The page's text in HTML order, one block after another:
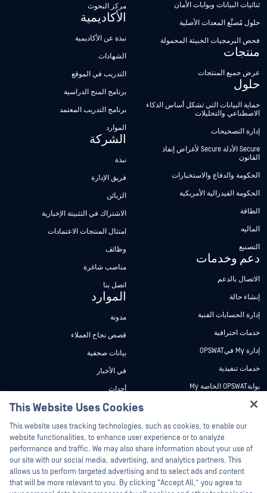
ثنائيات البيانات وبوابات الأمان
حلول مُصنِّع المعدات الأصلية
فحص البرمجيات الخبيثة المحمولة
منتجات
عرض جميع المنتجات
حلول
حماية البيانات التي تشكل أساس الذكاء
الاصطناعي والتحليلات
إدارة التصحيحات
Secure الأدلة Secure لأغراض إنفاذ
القانون
الحكومة والدفاع والاستخبارات
الحكومة الفيدرالية الأمريكية
الطاقة
الماليه
التصنيع
دعم وخدمات
الاتصال بالدعم
إنشاء حالة
إدارة الحسابات الفنية
خدمات احترافية
إدارة My فيOPSWAT
خدمات تنفيذية
بوابةOPSWAT الخاصة My
وثائق تقنية
دورات تدريبية
برنامج الثغرات الأمنية
الشركاء
شهادات
شركاء التكنولوجيا
مركز البحوث
الأكاديمية
نبذة عن الأكاديمية
الشهادات
التدريب في الموقع
برنامج المنح الدراسية
برنامج التدريب المعتمد
الموارد
الشركة
نبذة
فريق الإدارة
الزبائن
الاشتراك في التثبيتة الإخبارية
امتثال المنتجات الاعتمادات
وظائف
مناصب شاغرة
اتصل بنا
الموارد
مدونة
قصص نجاح العملاء
بيانات صحفية
في الأخبار
أحداث
ندوات عبر الإنترنت
أوراق البيانات
مستندات تقنية
أدوات مجانية
This Website Uses Cookies
This website uses tracking technologies, such as cookies, to enable our
website functionalities, to enhance user experience or to analyze
performance and traffic. We may also share information about your use of
our site with our social media, advertising, and analytics partners. This
allows us to perform targeted advertising and to select ads and content
that will be more relevant to you. By clicking “Accept All,” you agree to
Hey there!
I'm Ozzy, your OPSWAT virtual assistant.
How can I help you secure what's critical
today?